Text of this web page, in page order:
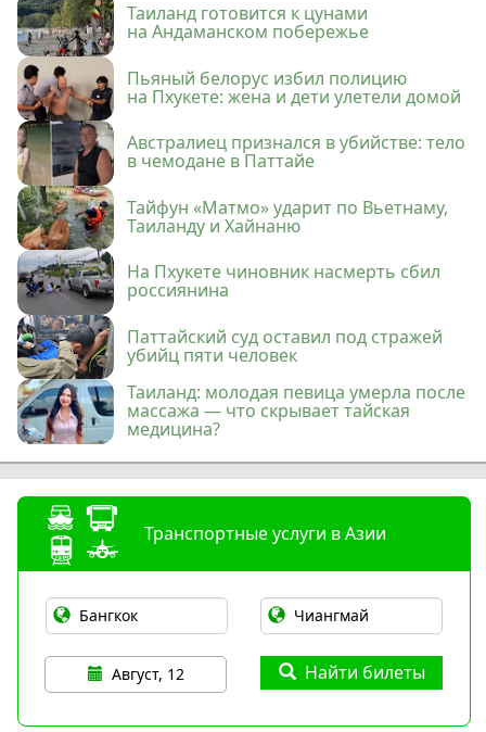
Таиланд готовится к цунами
на Андаманском побережье
Пьяный белорус избил полицию
на Пхукете: жена и дети улетели домой
Австралиец признался в убийстве: тело
в чемодане в Паттайе
Тайфун «Матмо» ударит по Вьетнаму,
Таиланду и Хайнаню
На Пхукете чиновник насмерть сбил
россиянина
Паттайский суд оставил под стражей
убийц пяти человек
Таиланд: молодая певица умерла после
массажа — что скрывает тайская
медицина?
Транспортные услуги в Азии
Август, 12 Найти билеты